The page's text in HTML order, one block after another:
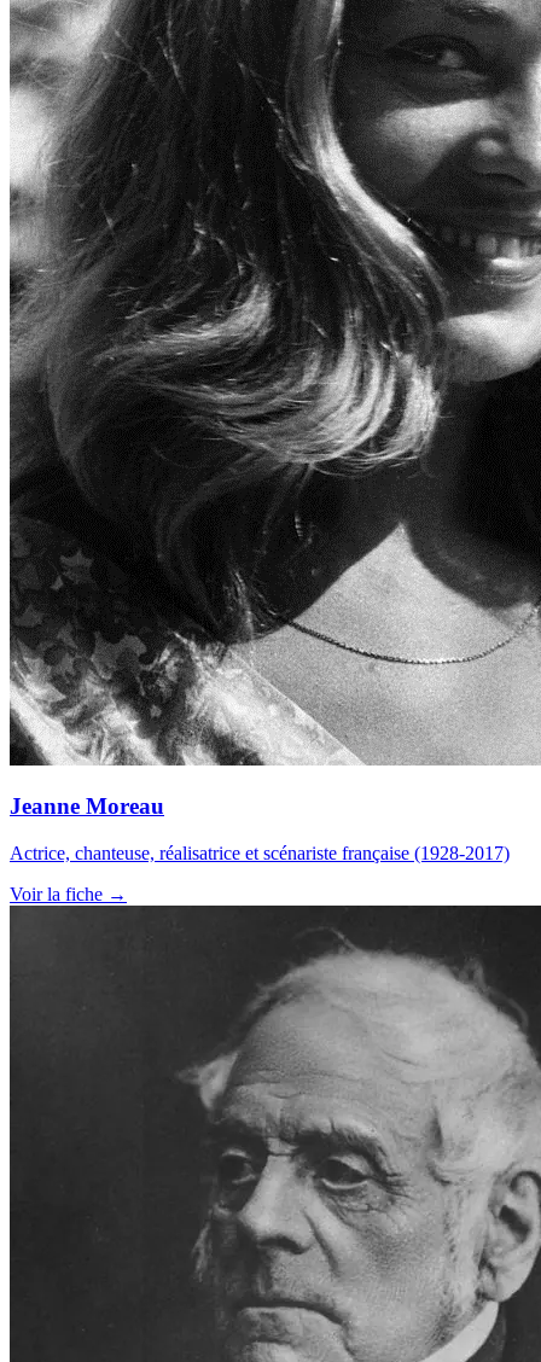
Jeanne Moreau
Actrice, chanteuse, réalisatrice et scénariste française (1928-2017)
Voir la fiche →